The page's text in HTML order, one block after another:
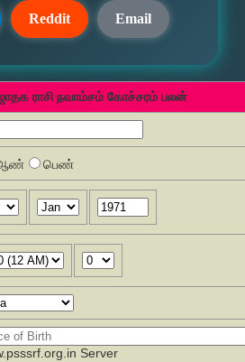
Reddit Email
ராசி நவாம்சம் கோச்சரம் பலன்
பெண்
Server